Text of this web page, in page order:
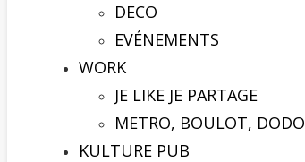
DECO
EVÉNEMENTS
WORK
JE LIKE JE PARTAGE
METRO, BOULOT, DODO
KULTURE PUB